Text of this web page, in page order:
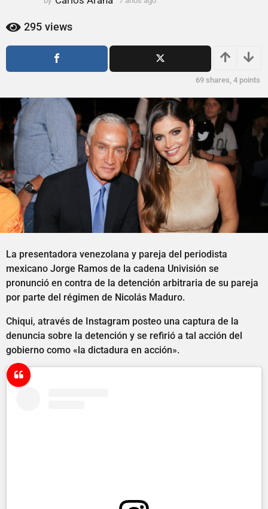
s
a
s
a
295 views
69 shares, 4 points
La presentadora venezolana y pareja del periodista
mexicano Jorge Ramos de la cadena Univisión se
pronunció en contra de la detención arbitraria de su pareja
por parte del régimen de Nicolás Maduro.
Chiqui, através de Instagram posteo una captura de la
denuncia sobre la detención y se refirió a tal acción del
gobierno como «la dictadura en acción».